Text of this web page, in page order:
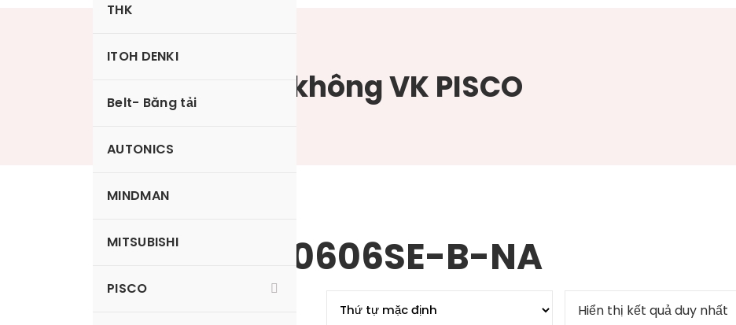
THK
ITOH DENKI
Belt- Băng tải
AUTONICS
MINDMAN
MITSUBISHI
PISCO
Bộ tạo chân không VK PISCO
VKAH10W-0606SE-B-NA
Hiển thị kết quả duy nhất